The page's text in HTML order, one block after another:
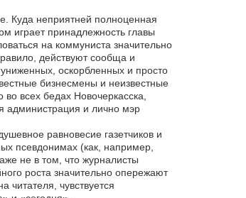
Куда неприятней полноценная
играет принадлежность главы
на коммуниста значительно
действуют сообща и
оскорбленных и просто
бизнесмены и неизвестные
всех бедах Новочеркасска,
администрация и лично мэр
равновесие газетчиков и
псевдонимах (как, например,
не в том, что журналисты
роста значительно опережают
чувствуется